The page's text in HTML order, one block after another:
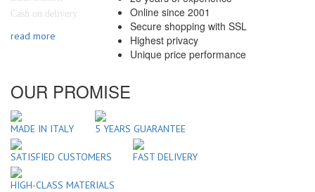
Cash on delivery
read more
Online since 2001
Secure shopping with SSL
Highest privacy
Unique price performance
OUR PROMISE
MADE IN ITALY 5 YEARS GUARANTEE
SATISFIED CUSTOMERS FAST DELIVERY
HIGH-CLASS MATERIALS